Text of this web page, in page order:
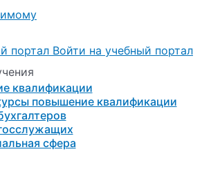
Войти на учебный портал
квалификации
повышение квалификации
сфера